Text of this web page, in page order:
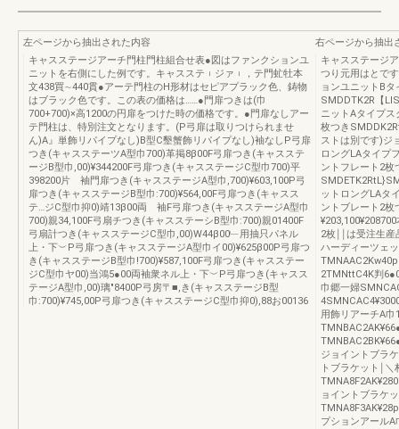
左ページから抽出された内容
キャスステージアーチ門柱門柱組合せ表●図はファンクションユ
ニットを右側にした例です。キャスステ︲ジァ︲，テ門虻牡本
文438買∼440貫●アーテ門柱のH形材はセピアプラック色、鋳物
はブラック色です。この表の価格は……●門扉つきは(巾
700+700)×高1200の円扉をつけた時の価格です。●門扉なしアー
テ門柱は、特別注文となります。(P弓扉は取りつけられませ
ん)A』単飾リパイプなし)B型C墾蟹飾リパイプなし)袖なしP弓扉
つき(キャスステーツA型巾700)革掲8β00F弓扉つき(キャスステ
ージB型巾,00)¥344200F弓扉つき(キャスステージC型巾700)平
398200片 袖門扉つき(キャスステージA型巾,700)¥603,100P弓
扉つき(キャスステージB型巾:700)¥564,00F弓扉つき(キャスス
テ…ジC型巾抑0)靖13β00両 袖F弓扉つき(キャスステージA型巾
700)親34,100F弓扇チつき(キャスステーシB型巾:700)親01400F
弓扇計つき(キャスステージC型巾,00)W44β00﹂用抽只パネル
上・下︶P弓扉つき(キャスステージA型巾イ00)¥625β00P弓扉つ
き(キャスステージB型巾!700)¥587,100F弓扉つき(キャスステー
ジC型巾ヤ00)当鴻5●00両袖衆ネル上・下︶P弓扉つき(キャスス
テージA型巾,00)璃″8400P弓房〒■,き(キャスステージB型
巾:700)¥745,00P弓扉つき(キャスステージC型巾抑0),88お00136
右ページから抽出
キャスステージ
つり元用はとで
ョンユニットB
SMDDTK2R【
ニットAタイプ
枚つき
ストは別です)ジ
ロングLAタイプ
ントフレート2枚
ットロングLAタ
ントブレート2枚
2枚￨￨は受注生
ハーディーツェ
2TMNttC4K判
巾郷一婦
用飾リアーチA巾
ジョイントブラ
トブラケット￨＼
ョイントブラケ
プションアール